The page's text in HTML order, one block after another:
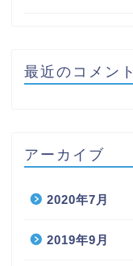
最近のコメント
アーカイブ
2020年7月
2019年9月